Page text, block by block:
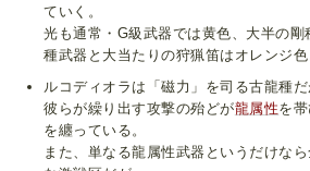
ていく。
光も通常・G級武器では黄色、大半の剛
種武器と大当たりの狩猟笛はオレンジ色
ルコディオラは「磁力」を司る古龍種だ
彼らが繰り出す攻撃の殆どが龍属性を
を纏っている。
また、単なる龍属性武器というだけな